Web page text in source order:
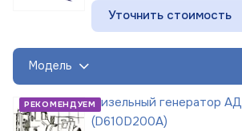
Уточнить стоимость
Модель
РЕКОМЕНДУЕМДизельный генератор
(D610D200A)